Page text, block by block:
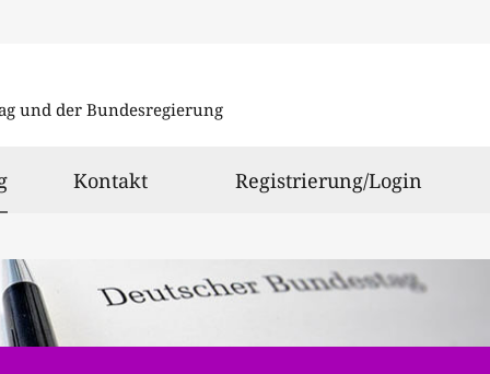
und der Bundesregierung
ausgewählt
Kontakt Registrierung/Login